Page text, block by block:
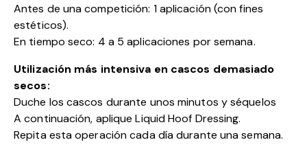
Antes de una competición: 1 aplicación (con fines
estéticos).
En tiempo seco: 4 a 5 aplicaciones por semana.
Utilización más intensiva en cascos demasiado
secos:
Duche los cascos durante unos minutos y séquelos
A continuación, aplique Liquid Hoof Dressing.
Repita esta operación cada día durante una semana.